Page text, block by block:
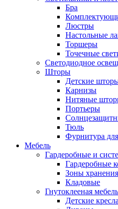
Бра
Люстры
Настольные
Торшеры
Точечные
Светодиодное
Шторы
Детские
Карнизы
Нитяные
Портьеры
Тюль
Фурнитура
Мебель
Гардеробные и
Гардеробные
Зоны хранения
Кладовые
Гнутоклееная мебель
Детские кресла